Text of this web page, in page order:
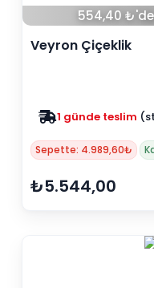
554,40
Veyron Çiçeklik
1 günde teslim
Sepette: 4.989,60₺
₺5.544,00